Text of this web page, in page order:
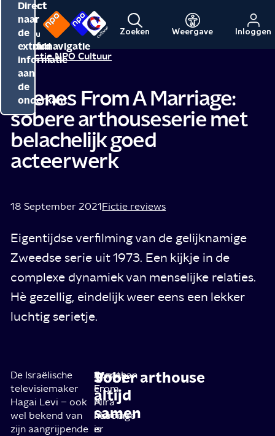
Direct
naar
de
inhoud
Direct
naar
de
hoofdnavigatie
Direct
naar
de
extra
informatie
aan
de
onderkant
Menu
Naar
de
NPO
Naar
de
NPO
Zoeken Weergave Inloggen
Redactie NPO Cultuur
Scenes From A Marriage:
sobere arthouseserie met
belachelijk goed
acteerwerk
18 September 2021Fictie reviews
Eigentijdse verfilming van de gelijknamige
Zweedse serie uit 1973. Een kijkje in de
complexe dynamiek van menselijke relaties.
Hè gezellig, eindelijk weer eens een lekker
luchtig serietje.
De Israëlische
televisiemaker
Hagai Levi – ook
wel bekend van
zijn aangrijpende
Voor
altijd
samen
Jonathan
en
Mira
hebben
er
Scenes
From
A
Marriage
is
Sober arthouse